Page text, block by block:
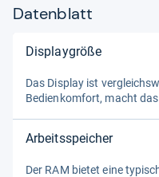
Datenblatt
Displaygröße
Das Dis­play ist
Bedien­kom­fort, macht
Arbeitsspeicher
Der RAM bie­tet eine